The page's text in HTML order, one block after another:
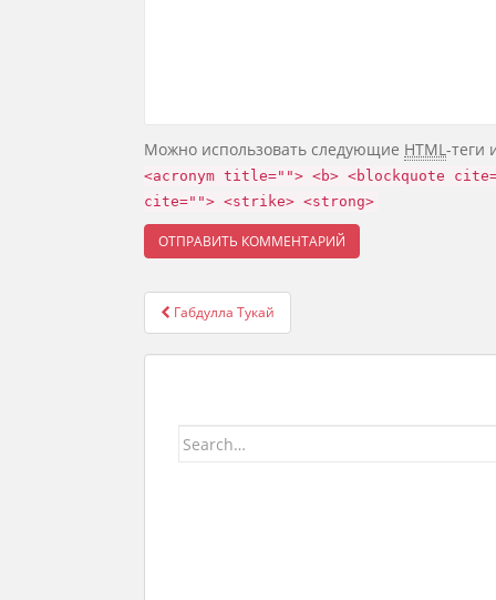
Можно использовать следующие HTML-теги
<acronym title=""> <b> <blockquote
cite=""> <strike> <strong>
Навигация записей
Габдулла Тукай
Search for: